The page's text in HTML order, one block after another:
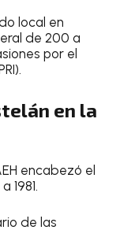
local en
de 200 a
por el
en la
encabezó el
1981.
de las